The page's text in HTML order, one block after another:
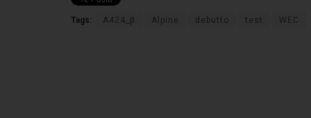
Tags: A424_β Alpine debutto test WEC